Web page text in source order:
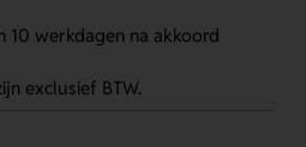
10 werkdagen na akkoord
exclusief BTW.